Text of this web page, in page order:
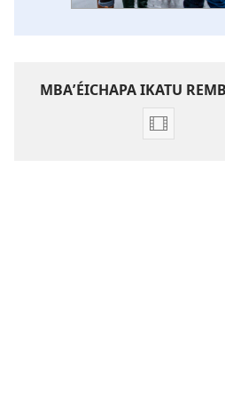
MBAʼÉICHAPA IKATU
Opsión